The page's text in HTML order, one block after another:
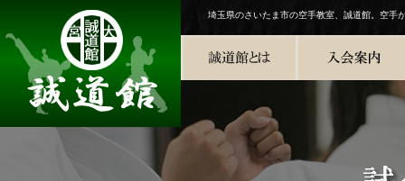
埼玉県のさいたま市の空手教室、誠道館。空手